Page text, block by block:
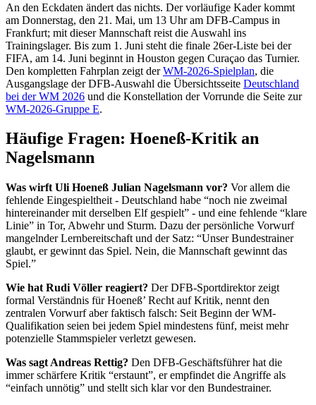
An den Eckdaten ändert das nichts. Der vorläufige Kader kommt
am Donnerstag, den 21. Mai, um 13 Uhr am DFB-Campus in
Frankfurt; mit dieser Mannschaft reist die Auswahl ins
Trainingslager. Bis zum 1. Juni steht die finale 26er-Liste bei der
FIFA, am 14. Juni beginnt in Houston gegen Curaçao das Turnier.
Den kompletten Fahrplan zeigt derWM-2026-Spielplan, die
Ausgangslage der DFB-Auswahl die Übersichtsseite Deutschland
bei der WM 2026 und die Konstellation der Vorrunde die Seite zur
WM-2026-Gruppe E.
Häufige Fragen: Hoeneß-Kritik an
Nagelsmann
Was wirft Uli Hoeneß Julian Nagelsmann vor? Vor allem die
fehlende Eingespieltheit - Deutschland habe “noch nie zweimal
hintereinander mit derselben Elf gespielt” - und eine fehlende “klare
Linie” in Tor, Abwehr und Sturm. Dazu der persönliche Vorwurf
mangelnder Lernbereitschaft und der Satz: “Unser Bundestrainer
glaubt, er gewinnt das Spiel. Nein, die Mannschaft gewinnt das
Spiel.”
Wie hat Rudi Völler reagiert? Der DFB-Sportdirektor zeigt
formal Verständnis für Hoeneß’ Recht auf Kritik, nennt den
zentralen Vorwurf aber faktisch falsch: Seit Beginn der WM-
Qualifikation seien bei jedem Spiel mindestens fünf, meist mehr
potenzielle Stammspieler verletzt gewesen.
Was sagt Andreas Rettig? Den DFB-Geschäftsführer hat die
immer schärfere Kritik “erstaunt”, er empfindet die Angriffe als
“einfach unnötig” und stellt sich klar vor den Bundestrainer.